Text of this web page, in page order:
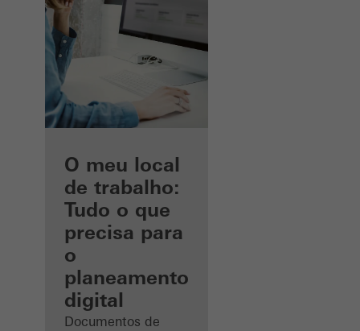
As suas
vantagens
como arquiteto
registado
o meu
espaço
de
trabalho
O meu local
de trabalho:
Tudo o que
precisa para
o
planeamento
digital
Documentos de